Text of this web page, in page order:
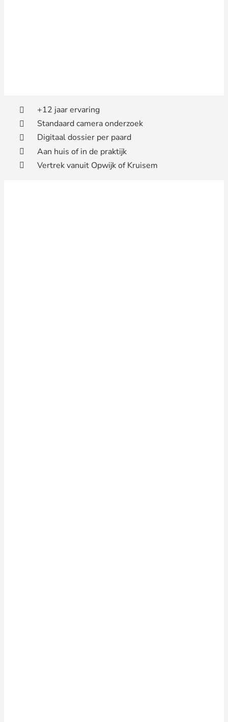
+12 jaar ervaring
Standaard camera onderzoek
Digitaal dossier per paard
Aan huis of in de praktijk
Vertrek vanuit Opwijk of Kruisem